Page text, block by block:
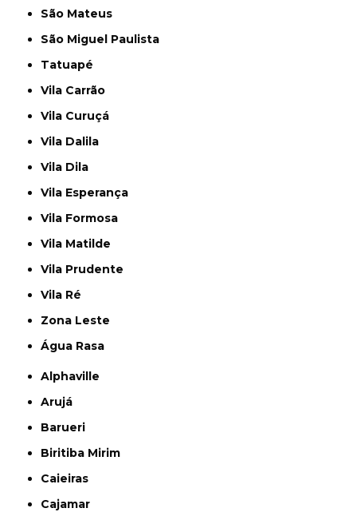
São Mateus
São Miguel Paulista
Tatuapé
Vila Carrão
Vila Curuçá
Vila Dalila
Vila Dila
Vila Esperança
Vila Formosa
Vila Matilde
Vila Prudente
Vila Ré
Zona Leste
Água Rasa
Alphaville
Arujá
Barueri
Biritiba Mirim
Caieiras
Cajamar